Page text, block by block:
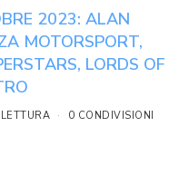
2023: ALAN
MOTORSPORT,
LORDS OF
0 CONDIVISIONI